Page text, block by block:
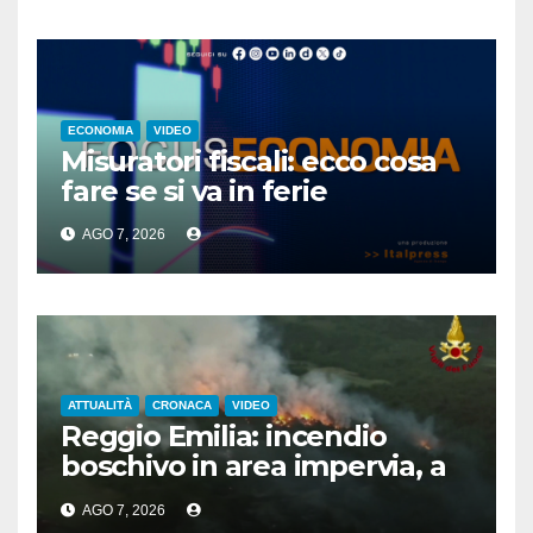
ECONOMIA VIDEO
Misuratori fiscali: ecco cosa
fare se si va in ferie
AGO 7, 2026
ATTUALITÀ CRONACA VIDEO
Reggio Emilia: incendio
boschivo in area impervia, a
Canossa
AGO 7, 2026